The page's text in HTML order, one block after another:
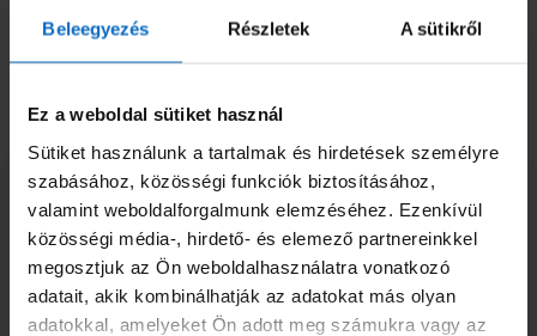
Beleegyezés Részletek A sütikről
Ez a weboldal sütiket használ
Sütiket használunk a tartalmak és hirdetések személyre
szabásához, közösségi funkciók biztosításához,
valamint weboldalforgalmunk elemzéséhez. Ezenkívül
közösségi média-, hirdető- és elemező partnereinkkel
megosztjuk az Ön weboldalhasználatra vonatkozó
adatait, akik kombinálhatják az adatokat más olyan
adatokkal, amelyeket Ön adott meg számukra vagy az
Ezek is érdekelhetnek
Supralux Astralin selyemfényű zománcfesték 1
Liter
4790
Opciók választása
terméknek
variációja
van.